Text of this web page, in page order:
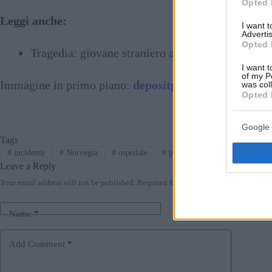
Opted
I want
Opted
I want
of my
was
Opted
Google
Leggi anche:
Tragedia: giovane straniero annega nel lago
Immagine in primo piano: depositphotos.com
Tags
#incidente #Norvegia # ospedale # polizia
Leave a Reply
Your email address will not be published. Required fields are marked
Name*
Add Comment *